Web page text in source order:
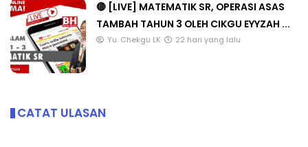
🔴 [LIVE] MATEMATIK SR, OPERASI ASAS
TAMBAH TAHUN 3 OLEH CIKGU EYYZAH ...
Yu. Chekgu LK 22 hari yang lalu
CATAT ULASAN